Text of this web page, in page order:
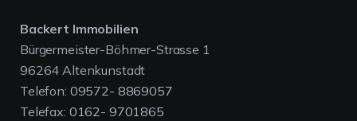
Backert Immobilien
Bürgermeister-Böhmer-Strasse 1
96264 Altenkunstadt
Telefon: 09572- 8869057
Telefax: 0162- 9701865